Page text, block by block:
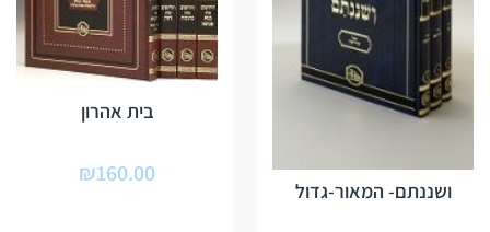
ושננתם- המאור-גדול
בית אהרון
₪160.00